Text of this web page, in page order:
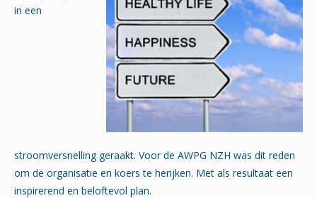
in een
stroomversnelling geraakt. Voor de AWPG NZH was dit reden
om de organisatie en koers te herijken. Met als resultaat een
inspirerend en beloftevol plan.